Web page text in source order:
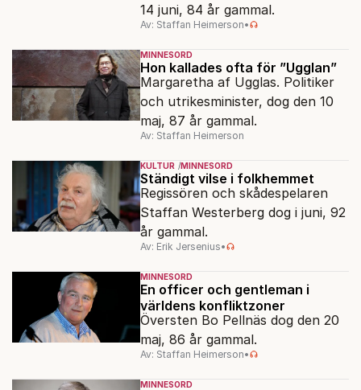
14 juni, 84 år gammal.
Av: Staffan Heimerson•
MINNESORD
Hon kallades ofta för ”Ugglan”
Margaretha af Ugglas. Politiker
och utrikesminister, dog den 10
maj, 87 år gammal.
Av: Staffan Heimerson
KULTUR MINNESORD
Ständigt vilse i folkhemmet
Regissören och skådespelaren
Staffan Westerberg dog i juni, 92
år gammal.
Av: Erik Jersenius•
MINNESORD
En officer och gentleman i
världens konfliktzoner
Översten Bo Pellnäs dog den 20
maj, 86 år gammal.
Av: Staffan Heimerson•
MINNESORD